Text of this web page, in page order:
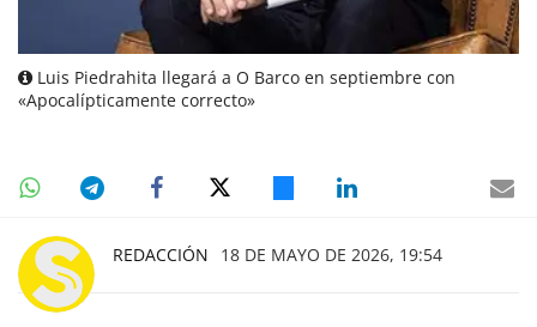
Luis Piedrahita llegará a O Barco en septiembre con
«Apocalípticamente correcto»
REDACCIÓN 18 DE MAYO DE 2026, 19:54